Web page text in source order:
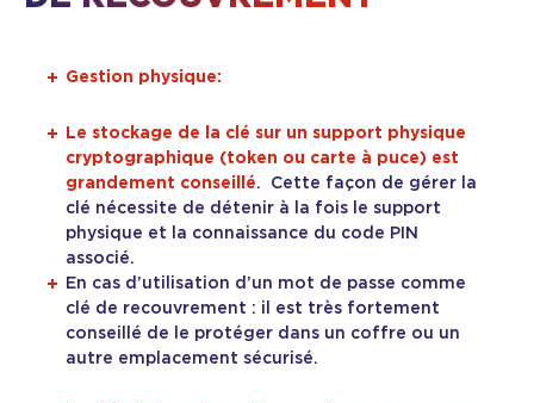
Gestion physique:
Le stockage de la clé sur un support physique
cryptographique (token ou carte à puce) est
grandement conseillé. Cette façon de gérer la
clé nécessite de détenir à la fois le support
physique et la connaissance du code PIN
associé.
En cas d’utilisation d’un mot de passe comme
clé de recouvrement : il est très fortement
conseillé de le protéger dans un coffre ou un
autre emplacement sécurisé.